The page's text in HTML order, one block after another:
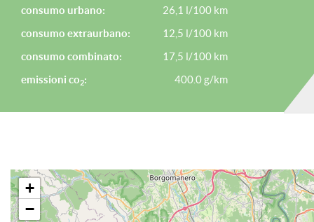
consumo urbano:
26,1 l/100 km
consumo extraurbano:
12,5 l/100 km
consumo combinato:
17,5 l/100 km
emissioni co2: 400.0 g/km
+
−